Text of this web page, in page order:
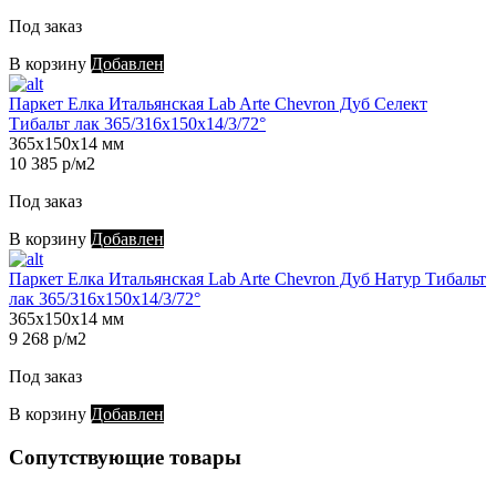
Под заказ
В корзину Добавлен
Паркет Елка Итальянская Lab Arte Chevron Дуб Селект
Тибальт лак 365/316х150х14/3/72°
365х150х14 мм
10 385 р/м2
Под заказ
В корзину Добавлен
Паркет Елка Итальянская Lab Arte Chevron Дуб Натур Тибальт
лак 365/316х150х14/3/72°
365х150х14 мм
9 268 р/м2
Под заказ
В корзину Добавлен
Сопутствующие товары